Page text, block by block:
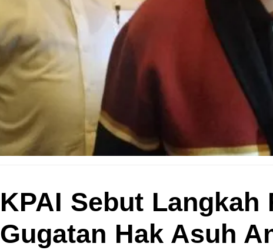
KPAI Sebut
Gugatan Hak Asuh